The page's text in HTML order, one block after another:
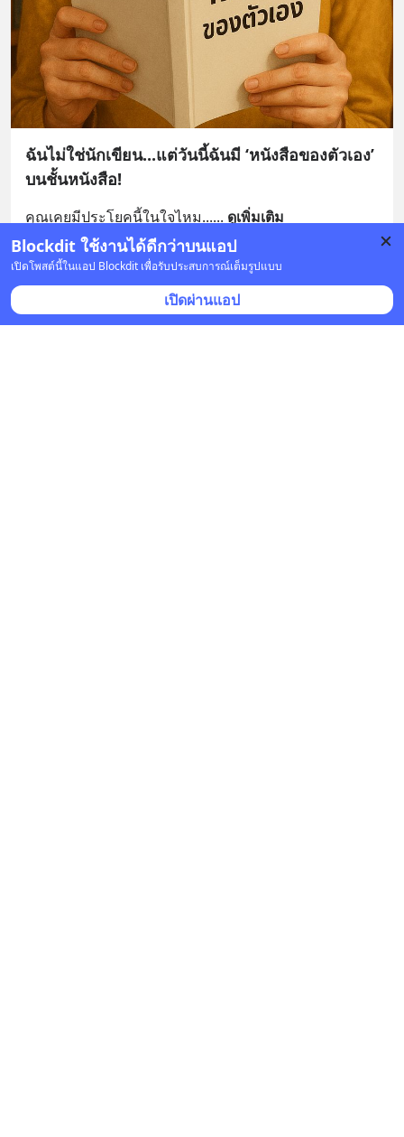
Blockdit ใช้งานได้ดีกว่าบนแอป
เปิดโพสต์นี้ในแอป Blockdit เพื่อรับประสบการณ์เต็มรูปแบบ
เปิดผ่านแอป
ฉันไม่ใช่นักเขียน...แต่วันนี้ฉันมี ‘หนังสือของตัวเอง’
บนชั้นหนังสือ!
คุณเคยมีประโยคนี้ในใจไหม...... ดูเพิ่มเติม
บันทึก
The Glory Days Official • ติดตาม
4 พ.ค. 2025 เวลา 21:03 • ท่องเที่ยว